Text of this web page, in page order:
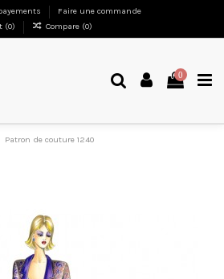
Faire une commande
(0) Compare (0)
0
Patron de couture 1240